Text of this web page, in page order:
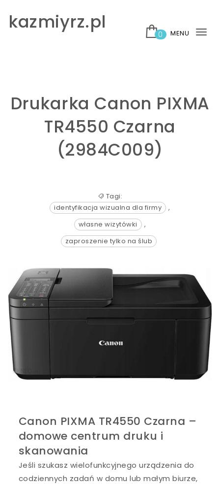
kazmiyrz.pl
0 MENU
Drukarka Canon PIXMA
TR4550 Czarna
(2984C009)
Tagi:
identyfikacja wizualna dla firmy
,
własne wizytówki
,
zaproszenie tylko na ślub
Canon PIXMA TR4550 Czarna –
domowe centrum druku i
skanowania
Jeśli szukasz wielofunkcyjnego urządzenia do
codziennych zadań w domu lub małym biurze,